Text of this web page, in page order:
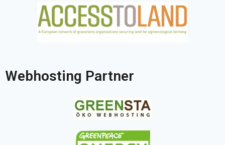
Webhosting Partner